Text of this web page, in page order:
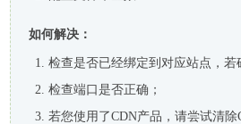
如何解决：
检查是否已经绑定到对应站点，
检查端口是否正确；
若您使用了CDN产品，请尝试清除